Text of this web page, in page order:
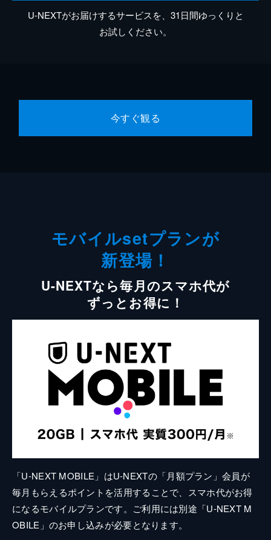
U-NEXTがお届けするサービスを、31日間ゆっくりと
お試しください。
今すぐ観る
モバイルsetプランが
新登場！
U-NEXTなら毎月のスマホ代が
ずっとお得に！
「U-NEXT MOBILE」はU-NEXTの「月額プラン」会員が
毎月もらえるポイントを活用することで、スマホ代がお得
になるモバイルプランです。ご利用には別途「U-NEXT M
OBILE」のお申し込みが必要となります。